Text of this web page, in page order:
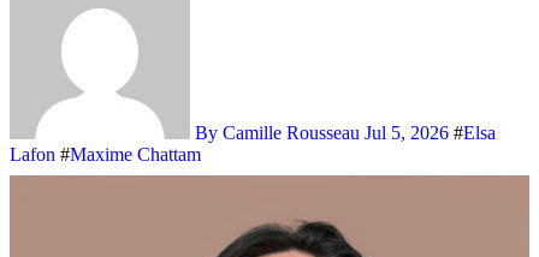
By Camille Rousseau Jul 5, 2026 #Elsa
Lafon #Maxime Chattam